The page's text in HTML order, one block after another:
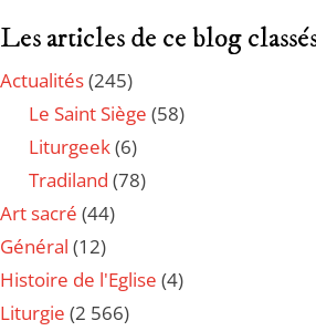
Les articles de ce blog
Actualités(245)
Le Saint Siège (58)
Liturgeek(6)
Tradiland (78)
Art sacré (44)
Général (12)
Histoire de l'Eglise (4)
Liturgie (2 566)